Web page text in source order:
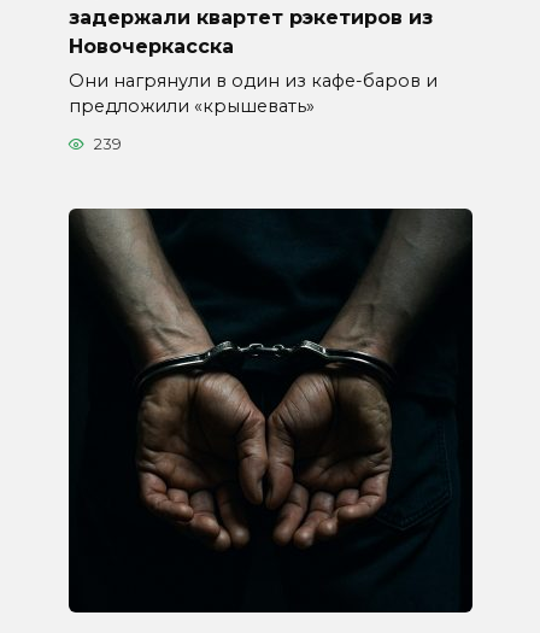
задержали квартет рэкетиров из
Новочеркасска
Они нагрянули в один из кафе-баров и
предложили «крышевать»
239